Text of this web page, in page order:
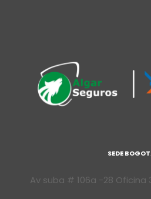
SEDE
Av suba # 106a -28 Oficina